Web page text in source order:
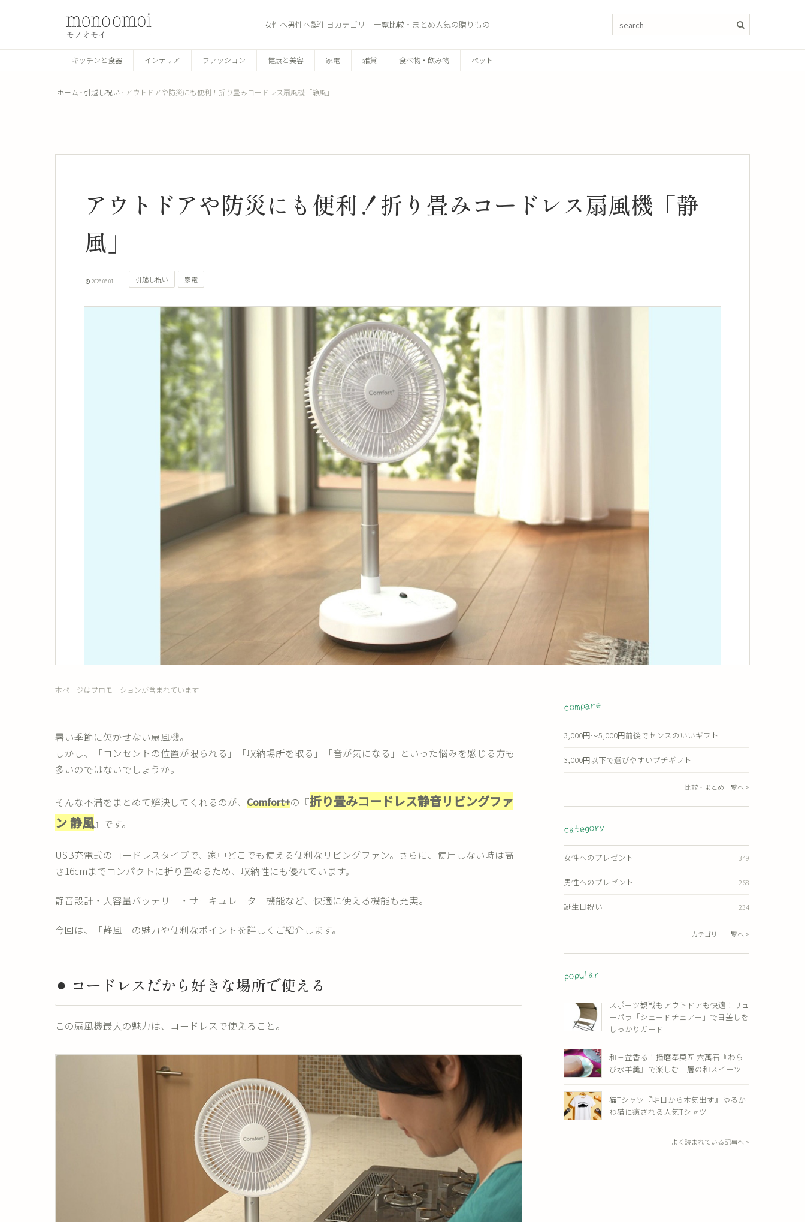
女性へ男性へ誕生日 カテゴリー一覧比較・まとめ人気の贈りもの
キッチンと食器 インテリア ファッション 健康と美容 家電 雑貨 食べ物・飲み物 ペット
ホーム 引越し祝い アウトドアや防災にも便利！折り畳みコードレス扇風機「静風」
アウトドアや防災にも便利！折り畳みコードレス扇風機「静
風」
2026.06.01 引越し祝い 家電
本ページはプロモーションが含まれています
暑い季節に欠かせない扇風機。
しかし、「コンセントの位置が限られる」「収納場所を取る」「音が気になる」といった悩みを感じる方も
多いのではないでしょうか。
そんな不満をまとめて解決してくれるのが、 Comfort+の『折り畳みコードレス静音リビングファ
ン 静風』です。
USB充電式のコードレスタイプで、家中どこでも使える便利なリビングファン。さらに、使用しない時は高
さ16cmまでコンパクトに折り畳めるため、収納性にも優れています。
静音設計・大容量バッテリー・サーキュレーター機能など、快適に使える機能も充実。
今回は、「静風」の魅力や便利なポイントを詳しくご紹介します。
⚫︎ コードレスだから好きな場所で使える
この扇風機最大の魅力は、コードレスで使えること。
compare
3,000円〜5,000円前後でセンスのいいギフト
3,000円以下で選びやすいプチギフト
比較・まとめ一覧へ >
category
女性へのプレゼント 349
男性へのプレゼント 268
誕生日祝い 234
カテゴリー一覧へ >
popular
スポーツ観戦もアウトドアも快適！リュ
ーパラ「シェードチェアー」で日差しを
しっかりガード
和三盆香る！播磨奉菓匠 六萬石『わら
び水羊羹』で楽しむ二層の和スイーツ
猫Tシャツ『明日から本気出す』ゆるか
わ猫に癒される人気Tシャツ
よく読まれている記事へ >